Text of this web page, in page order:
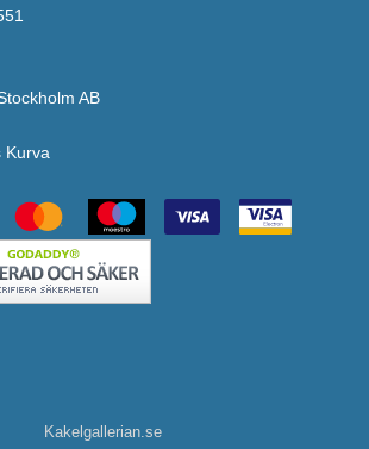
AB
Kurva
Kakelgallerian.se